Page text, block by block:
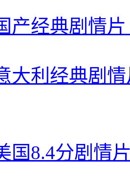
产经典剧情
大利经典剧
国8.4分剧情